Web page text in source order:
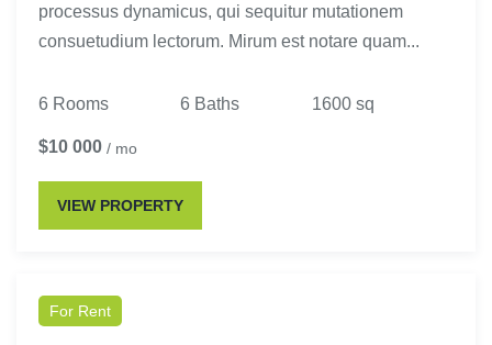
processus dynamicus, qui sequitur mutationem
consuetudium lectorum. Mirum est notare quam...
6 Rooms 6 Baths 1600 sq
$10 000 / mo
VIEW PROPERTY
For Rent